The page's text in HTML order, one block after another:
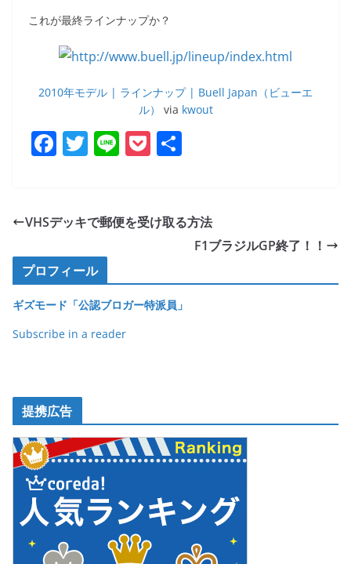
これが最終ラインナップか？
2010年モデル | ラインナップ | Buell Japan（ビューエ
ル）
via kwout
F
e
o
o
k
T
er
Li P
et
VHSデッキで郵便を受け取る方法
F1ブラジルGP終了！！
プロフィール
ギズモード「公認ブロガー特派員」
Subscribe in a reader
提携広告